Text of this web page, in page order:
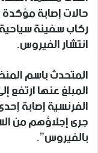
حالات إصابة
ركاب سفينة
انتشار الفيروس.
المتحدث باسم
المبلغ عنها ارتفع
الفرنسية إصابة
جرى إجلاؤهم من
بالفيروس”.